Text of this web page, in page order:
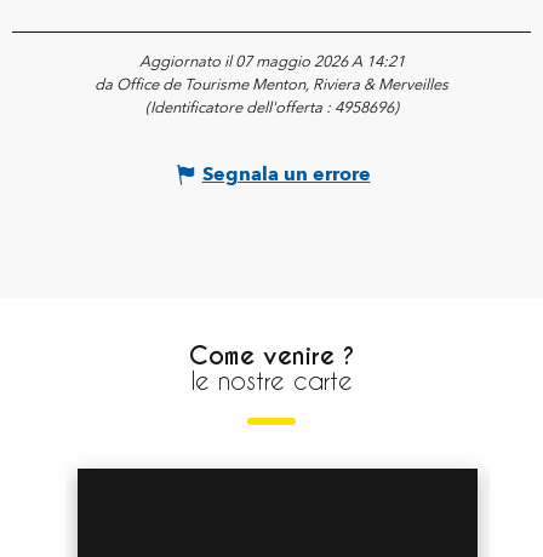
Aggiornato il 07 maggio 2026 A 14:21
da Office de Tourisme Menton, Riviera & Merveilles
(Identificatore dell'offerta : 4958696)
Segnala un errore
Come venire ?
le nostre carte